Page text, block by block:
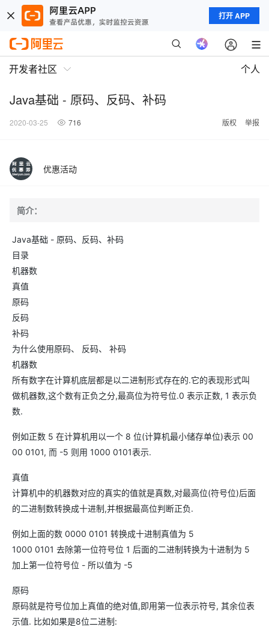
打开 APP
开发者社区 个人
Java基础 - 原码、反码、补码
2020-03-25 716 版权 举报
优惠活动
简介：
Java基础 - 原码、反码、补码
目录
机器数
真值
原码
反码
补码
为什么使用原码、 反码、 补码
机器数
所有数字在计算机底层都是以二进制形式存在的.它的表现形式叫
做机器数,这个数有正负之分,最高位为符号位.0 表示正数, 1 表示负
数.
例如正数 5 在计算机用以一个 8 位(计算机最小储存单位)表示 00
00 0101, 而 -5 则用 1000 0101表示.
真值
计算机中的机器数对应的真实的值就是真数,对最高位(符号位)后面
的二进制数转换成十进制,并根据最高位判断正负.
例如上面的数 0000 0101 转换成十进制真值为 5
1000 0101 去除第一位符号位 1 后面的二进制转换为十进制为 5
加上第一位符号位 - 所以值为 -5
原码
原码就是符号位加上真值的绝对值,即用第一位表示符号, 其余位表
示值. 比如如果是8位二进制: